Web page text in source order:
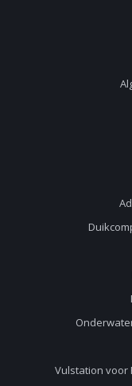
Vulstation voor